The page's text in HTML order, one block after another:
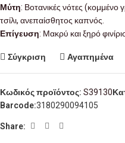
Μύτη: Βοτανικές νότες (κομμένο
τσίλι, ανεπαίσθητος καπνός.
Επίγευση: Μακρύ και ξηρό
Σύγκριση Αγαπημένα
Κωδικός προϊόντος: S39130
Barcode:3180290094105
Share: